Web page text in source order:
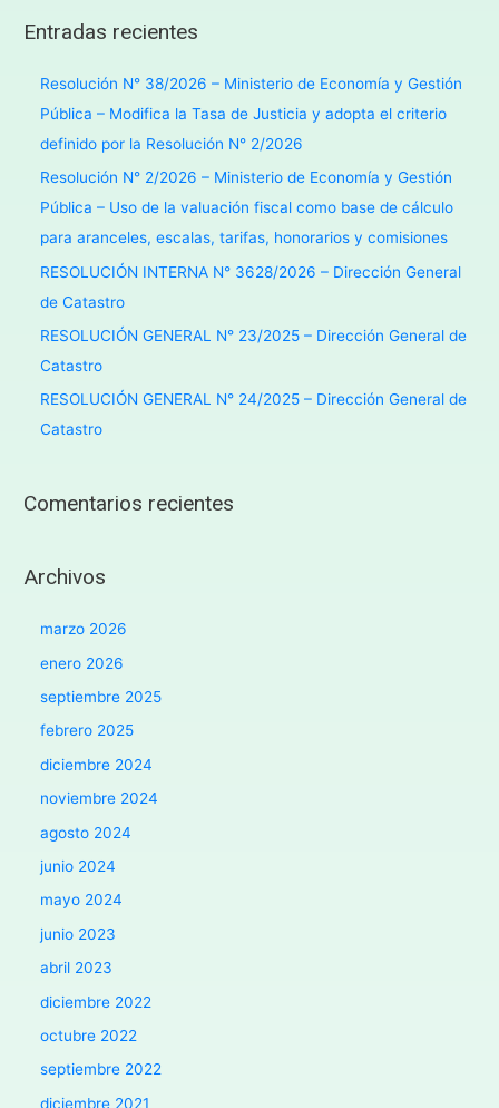
Entradas recientes
Resolución N° 38/2026 – Ministerio de Economía y Gestión
Pública – Modifica la Tasa de Justicia y adopta el criterio
definido por la Resolución N° 2/2026
Resolución N° 2/2026 – Ministerio de Economía y Gestión
Pública – Uso de la valuación fiscal como base de cálculo
para aranceles, escalas, tarifas, honorarios y comisiones
RESOLUCIÓN INTERNA N° 3628/2026 – Dirección General
de Catastro
RESOLUCIÓN GENERAL N° 23/2025 – Dirección General de
Catastro
RESOLUCIÓN GENERAL N° 24/2025 – Dirección General de
Catastro
Comentarios recientes
Archivos
marzo 2026
enero 2026
septiembre 2025
febrero 2025
diciembre 2024
noviembre 2024
agosto 2024
junio 2024
mayo 2024
junio 2023
abril 2023
diciembre 2022
octubre 2022
septiembre 2022
diciembre 2021